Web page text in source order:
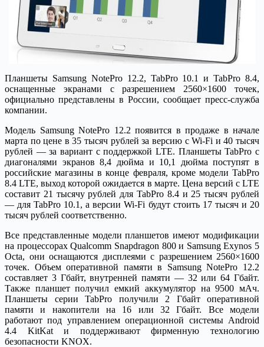
Планшеты Samsung NotePro 12.2, TabPro 10.1 и TabPro 8.4,
оснащенные экранами с разрешением 2560×1600 точек,
официально представлены в России, сообщает пресс-служба
компании.
Модель Samsung NotePro 12.2 появится в продаже в начале
марта по цене в 35 тысяч рублей за версию с Wi-Fi и 40 тысяч
рублей — за вариант с поддержкой LTE. Планшеты TabPro с
диагоналями экранов 8,4 дюйма и 10,1 дюйма поступят в
российские магазины в конце февраля, кроме модели TabPro
8.4 LTE, выход которой ожидается в марте. Цена версий с LTE
составит 21 тысячу рублей для TabPro 8.4 и 25 тысяч рублей
— для TabPro 10.1, а версии Wi-Fi будут стоить 17 тысяч и 20
тысяч рублей соответственно.
Все представленные модели планшетов имеют модификации
на процессорах Qualcomm Snapdragon 800 и Samsung Exynos 5
Octa, они оснащаются дисплеями с разрешением 2560×1600
точек. Объем оперативной памяти в Samsung NotePro 12.2
составляет 3 Гбайт, внутренней памяти — 32 или 64 Гбайт.
Также планшет получил емкий аккумулятор на 9500 мАч.
Планшеты серии TabPro получили 2 Гбайт оперативной
памяти и накопители на 16 или 32 Гбайт. Все модели
работают под управлением операционной системы Android
4.4 KitKat и поддерживают фирменную технологию
безопасности KNOX.